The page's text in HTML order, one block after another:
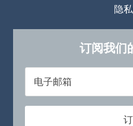
隐
订阅我们